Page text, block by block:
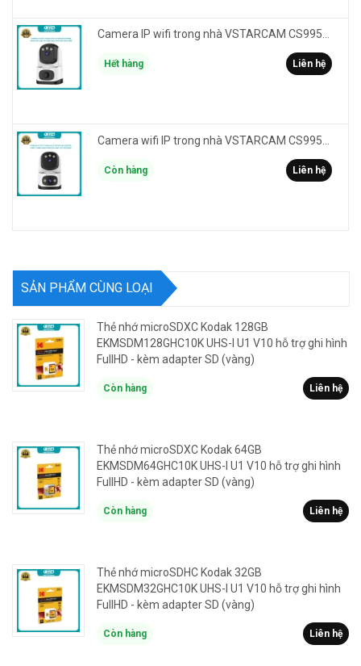
Hết hàng Liên hệ
Còn hàng Liên hệ
SẢN PHẨM CÙNG LOẠI
Thẻ nhớ microSDXC Kodak 128GB
EKMSDM128GHC10K UHS-I U1 V10 hỗ trợ ghi hình
FullHD - kèm adapter SD (vàng)
Còn hàng Liên hệ
Thẻ nhớ microSDXC Kodak 64GB
EKMSDM64GHC10K UHS-I U1 V10 hỗ trợ ghi hình
FullHD - kèm adapter SD (vàng)
Còn hàng Liên hệ
Thẻ nhớ microSDHC Kodak 32GB
EKMSDM32GHC10K UHS-I U1 V10 hỗ trợ ghi hình
FullHD - kèm adapter SD (vàng)
Còn hàng Liên hệ